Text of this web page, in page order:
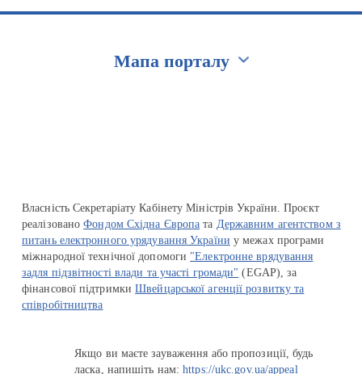
Мапа порталу
Власність Секретаріату Кабінету Міністрів України. Проєкт
реалізованоФондом Східна Європа та Державним агентством з
питань електронного урядування України у межах програми
міжнародної технічної допомоги "Електронне врядування
задля підзвітності влади та участі громади" (EGAP), за
фінансової підтримкиШвейцарської агенції розвитку та
співробітництва
Якщо ви маєте зауваження або пропозиції, будь
ласка, напишіть нам:https://ukc.gov.ua/appeal